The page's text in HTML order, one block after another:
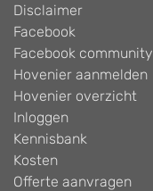
Disclaimer
Facebook
Facebook community
Hovenier aanmelden
Hovenier overzicht
Inloggen
Kennisbank
Kosten
Offerte aanvragen